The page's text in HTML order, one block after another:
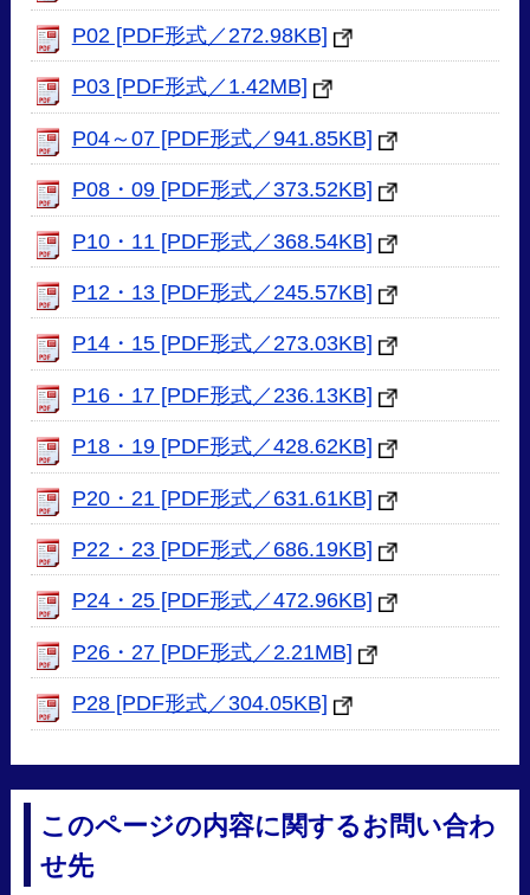
P02 [PDF形式／272.98KB]
P03 [PDF形式／1.42MB]
P04～07 [PDF形式／941.85KB]
P08・09 [PDF形式／373.52KB]
P10・11 [PDF形式／368.54KB]
P12・13 [PDF形式／245.57KB]
P14・15 [PDF形式／273.03KB]
P16・17 [PDF形式／236.13KB]
P18・19 [PDF形式／428.62KB]
P20・21 [PDF形式／631.61KB]
P22・23 [PDF形式／686.19KB]
P24・25 [PDF形式／472.96KB]
P26・27 [PDF形式／2.21MB]
P28 [PDF形式／304.05KB]
このページの内容に関するお問い合わ
せ先